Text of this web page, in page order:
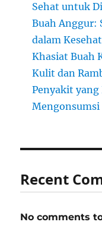
Sehat untuk
Buah Anggur:
dalam
Khasiat Buah
Kulit dan
Penyakit yang
Mengonsumsi
Recent
No comments